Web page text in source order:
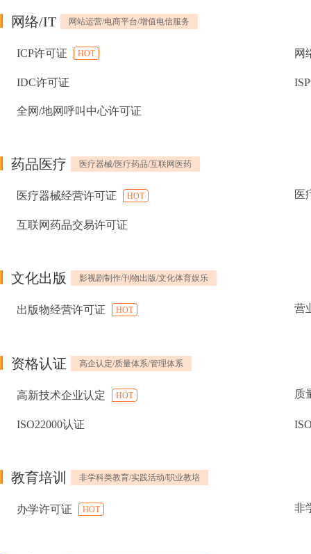
网络/IT 网站运营/电商平台/增值电信服务
ICP许可证 HOT 网
IDC许可证
全网/地网呼叫中心许可证
药品医疗 医疗器械/医疗药品/互联网医药
医疗器械经营许可证 HOT 医
互联网药品交易许可证
文化出版 影视剧制作/刊物出版/文化体育娱乐
出版物经营许可证 HOT 营
资格认证 高企认定/质量体系/管理体系
高新技术企业认定 HOT 质
ISO22000认证
教育培训 非学科类教育/实践活动/职业教培
办学许可证 HOT 非